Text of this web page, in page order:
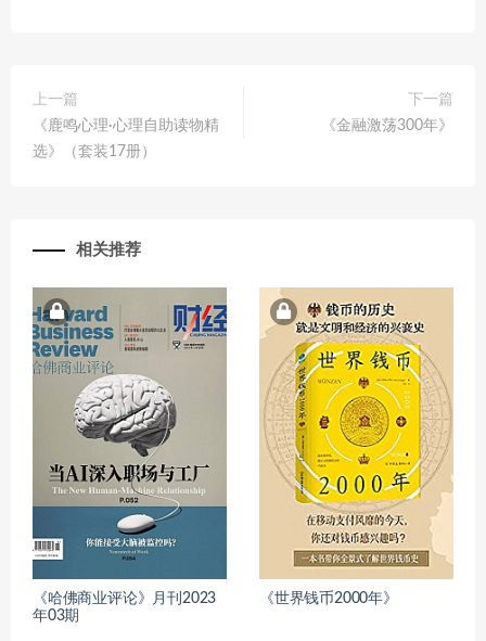
上一篇
《鹿鸣心理·心理自助读物精
选》（套装17册）
下一篇
《金融激荡300年》
相关推荐
《哈佛商业评论》月刊2023
年03期
《世界钱币2000年》